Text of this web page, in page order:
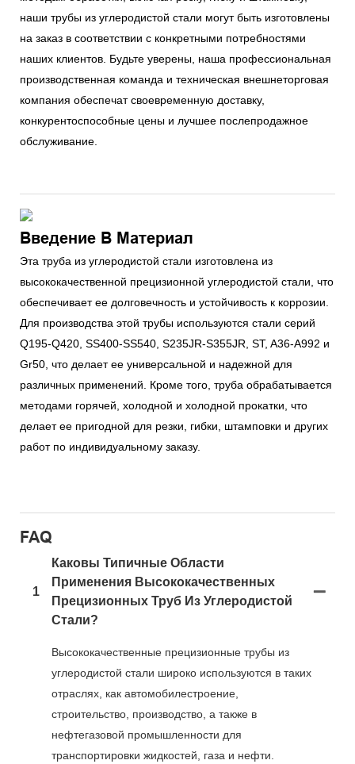
наши трубы из углеродистой стали могут быть изготовлены
на заказ в соответствии с конкретными потребностями
наших клиентов. Будьте уверены, наша профессиональная
производственная команда и техническая внешнеторговая
компания обеспечат своевременную доставку,
конкурентоспособные цены и лучшее послепродажное
обслуживание.
Введение В Материал
Эта труба из углеродистой стали изготовлена ​​из
высококачественной прецизионной углеродистой стали, что
обеспечивает ее долговечность и устойчивость к коррозии.
Для производства этой трубы используются стали серий
Q195-Q420, SS400-SS540, S235JR-S355JR, ST, A36-A992 и
Gr50, что делает ее универсальной и надежной для
различных применений. Кроме того, труба обрабатывается
методами горячей, холодной и холодной прокатки, что
делает ее пригодной для резки, гибки, штамповки и других
работ по индивидуальному заказу.
FAQ
1
Каковы Типичные Области
Применения Высококачественных
Прецизионных Труб Из Углеродистой
Стали?
Высококачественные прецизионные трубы из
углеродистой стали широко используются в таких
отраслях, как автомобилестроение,
строительство, производство, а также в
нефтегазовой промышленности для
транспортировки жидкостей, газа и нефти.